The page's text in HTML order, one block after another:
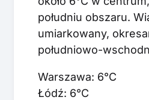
południu obszaru.
umiarkowany,
południowo-
Warszawa: 6°C
Łódź: 6°C